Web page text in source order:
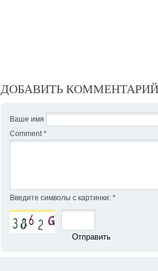
ДОБАВИТЬ КОММЕНТАРИЙ
Ваше имя
Comment *
Введите символы с картинки: *